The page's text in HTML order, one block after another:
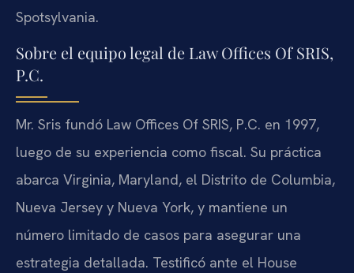
Spotsylvania.
Sobre el equipo legal de Law Offices Of SRIS,
P.C.
Mr. Sris fundó Law Offices Of SRIS, P.C. en 1997,
luego de su experiencia como fiscal. Su práctica
abarca Virginia, Maryland, el Distrito de Columbia,
Nueva Jersey y Nueva York, y mantiene un
número limitado de casos para asegurar una
estrategia detallada. Testificó ante el House